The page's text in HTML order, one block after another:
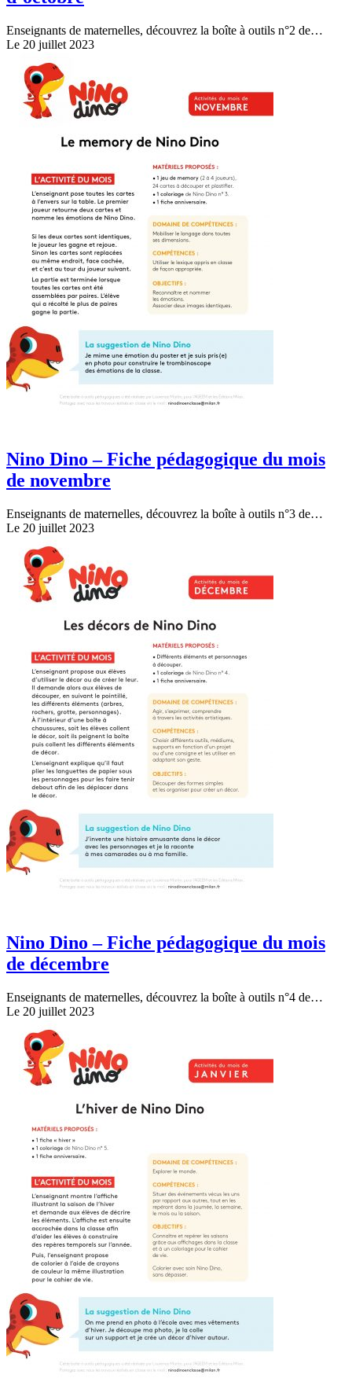
Enseignants de maternelles, découvrez la boîte à outils n°2 de…
Le 20 juillet 2023
Nino Dino – Fiche pédagogique du mois
de novembre
Enseignants de maternelles, découvrez la boîte à outils n°3 de…
Le 20 juillet 2023
Nino Dino – Fiche pédagogique du mois
de décembre
Enseignants de maternelles, découvrez la boîte à outils n°4 de…
Le 20 juillet 2023